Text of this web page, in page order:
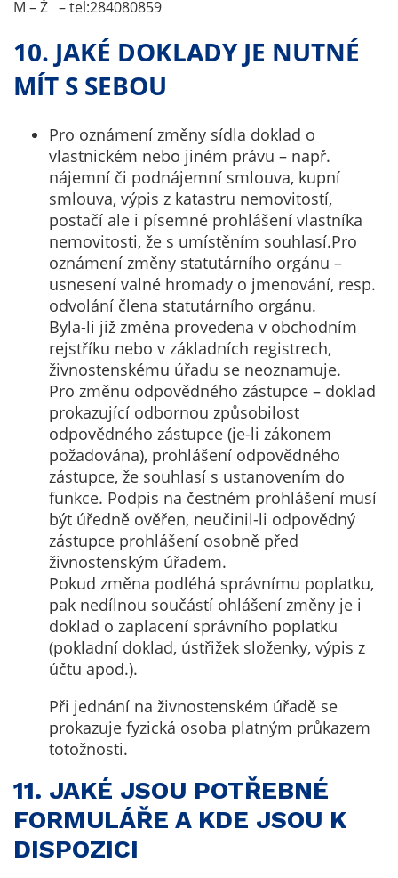
M – Ž – tel:284080859
10. JAKÉ DOKLADY JE NUTNÉ
MÍT S SEBOU
Pro oznámení změny sídla doklad o
vlastnickém nebo jiném právu – např.
nájemní či podnájemní smlouva, kupní
smlouva, výpis z katastru nemovitostí,
postačí ale i písemné prohlášení vlastníka
nemovitosti, že s umístěním souhlasí.Pro
oznámení změny statutárního orgánu –
usnesení valné hromady o jmenování, resp.
odvolání člena statutárního orgánu.
Byla-li již změna provedena v obchodním
rejstříku nebo v základních registrech,
živnostenskému úřadu se neoznamuje.
Pro změnu odpovědného zástupce – doklad
prokazující odbornou způsobilost
odpovědného zástupce (je-li zákonem
požadována), prohlášení odpovědného
zástupce, že souhlasí s ustanovením do
funkce. Podpis na čestném prohlášení musí
být úředně ověřen, neučinil-li odpovědný
zástupce prohlášení osobně před
živnostenským úřadem.
Pokud změna podléhá správnímu poplatku,
pak nedílnou součástí ohlášení změny je i
doklad o zaplacení správního poplatku
(pokladní doklad, ústřižek složenky, výpis z
účtu apod.).
Při jednání na živnostenském úřadě se
prokazuje fyzická osoba platným průkazem
totožnosti.
11. JAKÉ JSOU POTŘEBNÉ
FORMULÁŘE A KDE JSOU K
DISPOZICI
stránkách, tak na
stránkách třetích
vytvářet profily
založené na Vašich
zájmech, tak zvané
pseudonymizované
profily. Na základě
těchto informací
není zpravidla
možná
bezprostřední
identifikace Vaší
osoby, protože jsou
používány pouze
pseudonymizované
údaje. Pokud
nevyjádříte
souhlas, nebudete
příjemcem obsahů
a reklam
přizpůsobených
Vašim zájmům.